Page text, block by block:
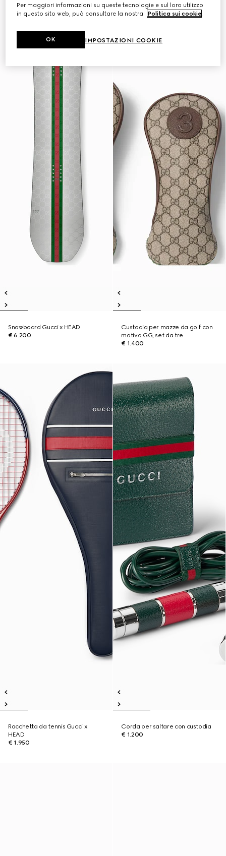
Snowboard Gucci x HEAD
€ 6.200
Custodia per mazze da golf con
motivo GG, set da tre
€ 1.400
Racchetta da tennis Gucci x
HEAD
€ 1.950
Corda per saltare con custodia
€ 1.200
Per maggiori informazioni su queste tecnologie e sul loro utilizzo
in questo sito web, può consultare la nostra
Politica sui cookie
IMPOSTAZIONI COOKIE
OK